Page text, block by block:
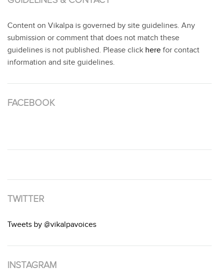
Content on Vikalpa is governed by site guidelines. Any
submission or comment that does not match these
guidelines is not published. Please click here for contact
information and site guidelines.
FACEBOOK
TWITTER
Tweets by @vikalpavoices
INSTAGRAM